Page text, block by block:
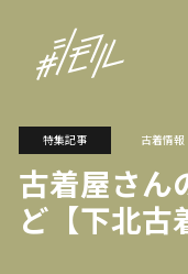
特集記事 古着情報
古着屋さん
ど【下北古